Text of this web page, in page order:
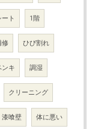
ト 1階
修 ひび割れ
ンキ 調湿
クリーニング
漆喰壁 体に悪い